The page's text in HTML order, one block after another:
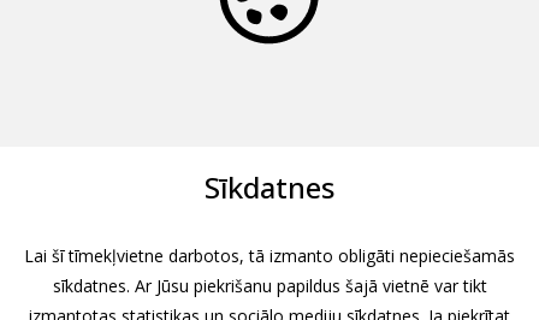
Sīkdatnes
Lai šī tīmekļvietne darbotos, tā izmanto obligāti nepieciešamās
sīkdatnes. Ar Jūsu piekrišanu papildus šajā vietnē var tikt